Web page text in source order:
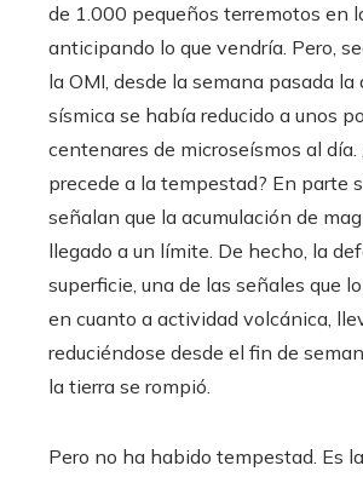
de 1.000 pequeños terremotos en
anticipando lo que vendría. Pero,
la OMI, desde la semana pasada la
sísmica se había reducido a unos
centenares de microseísmos al día.
precede a la tempestad? En parte
señalan que la acumulación de
llegado a un límite. De hecho, la
superficie, una de las señales que
en cuanto a actividad volcánica,
reduciéndose desde el fin de
la tierra se rompió.
Pero no ha habido tempestad. Es